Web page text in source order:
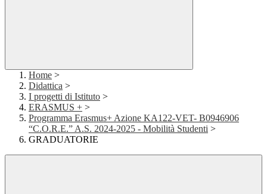
Home >
Didattica >
I progetti di Istituto >
ERASMUS + >
Programma Erasmus+ Azione KA122-VET- B0946906
“C.O.R.E.” A.S. 2024-2025 - Mobilità Studenti >
GRADUATORIE